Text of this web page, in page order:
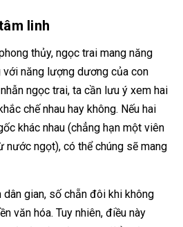
linh
thủy, ngọc trai mang năng
với năng lượng dương của con
ngọc trai, ta cần lưu ý xem hai
chế nhau hay không. Nếu hai
khác nhau (chẳng hạn một viên
ngọt), có thể chúng sẽ mang
dân gian, số chẵn đôi khi không
văn hóa. Tuy nhiên, điều này